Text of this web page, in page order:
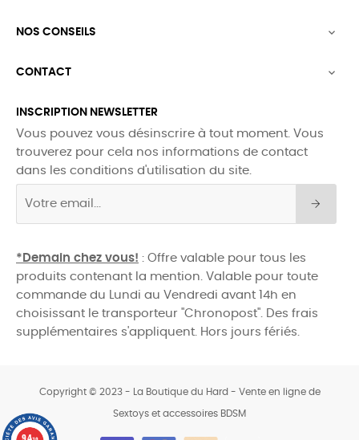
NOS CONSEILS 
CONTACT 
INSCRIPTION NEWSLETTER
Vous pouvez vous désinscrire à tout moment. Vous
trouverez pour cela nos informations de contact
dans les conditions d'utilisation du site.
*Demain chez vous! : Offre valable pour tous les
produits contenant la mention. Valable pour toute
commande du Lundi au Vendredi avant 14h en
choisissant le transporteur "Chronopost". Des frais
supplémentaires s'appliquent. Hors jours fériés.
Copyright © 2023 - La Boutique du Hard - Vente en ligne de
Sextoys et accessoires BDSM
0